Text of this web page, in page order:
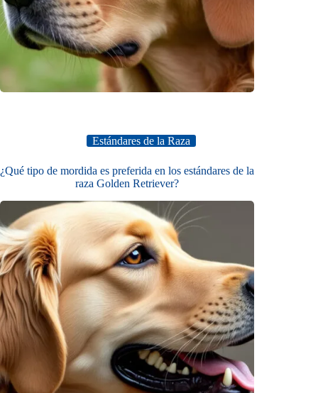
Estándares de la Raza
¿Qué tipo de mordida es preferida en los estándares de la
raza Golden Retriever?